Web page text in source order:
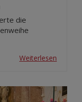
die
Weiterlesen